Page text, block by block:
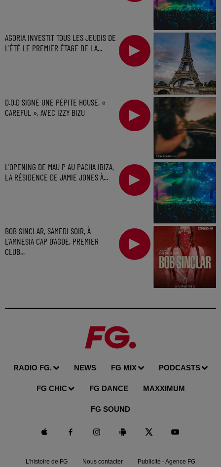
AGORIA INVESTIT TOUS LES JEUDIS DE
L'ÉTÉ LE PREMIER ÉTAGE DE LA...
D.O.D SIGNE UNE PÉPITE HOUSE, «
CAREFUL », AVEC IZZY BIZU
L'OPENING DE MAU P AU PACHA IBIZA,
LA RÉSIDENCE DE JAMIE JONES À...
BOB SINCLAR, SAMEDI SOIR, À
L'AMNESIA CAP D'AGDE, PREMIER
CLUB...
RADIO FG. NEWS FG MIX PODCASTS
FG CHIC FG DANCE MAXXIMUM
FG SOUND
L'histoire de FG Nous contacter Publicité - Agence FG